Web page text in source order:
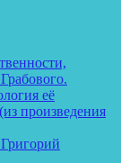
её
произведения